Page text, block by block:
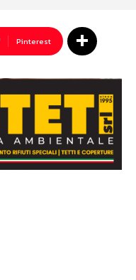
Pinterest